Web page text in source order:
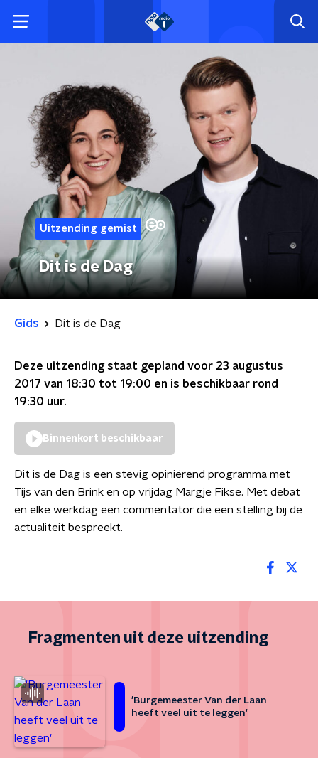
Uitzending gemist
Dit is de Dag
Gids Dit is de Dag
Deze uitzending staat gepland voor 23 augustus
2017 van 18:30 tot 19:00 en is beschikbaar rond
19:30 uur.
Binnenkort beschikbaar
Dit is de Dag is een stevig opiniërend programma met
Tijs van den Brink en op vrijdag Margje Fikse. Met debat
en elke werkdag een commentator die een stelling bij de
actualiteit bespreekt.
Fragmenten uit deze uitzending
'Burgemeester Van der Laan
heeft veel uit te leggen'